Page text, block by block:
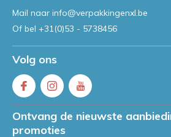
Mail naar info@verpakkingenxl.be
Of bel +31(0)53 - 5738456
Volg ons
Ontvang de nieuwste
promoties